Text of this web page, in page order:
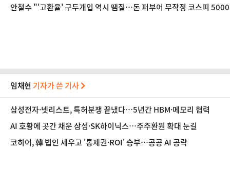
안철수 "'고환율' 구두개입 역시 땜질…돈 퍼부어 무작정 코스피
임채현 기자가 쓴 기사
삼성전자·넷리스트, 특허분쟁 끝냈다…5년간 HBM·메모리 협력
AI 호황에 곳간 채운 삼성·SK하이닉스…주주환원 확대 눈길
코히어, 韓 법인 세우고 '통제권·ROI' 승부…공공 AI 공략